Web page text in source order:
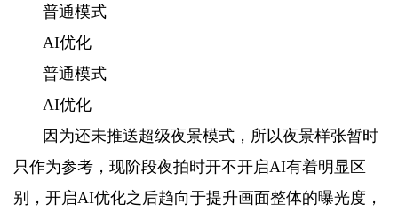
普通模式
AI优化
普通模式
AI优化
因为还未推送超级夜景模式，所以夜景样张暂时
只作为参考，现阶段夜拍时开不开启AI有着明显区
别，开启AI优化之后趋向于提升画面整体的曝光度，